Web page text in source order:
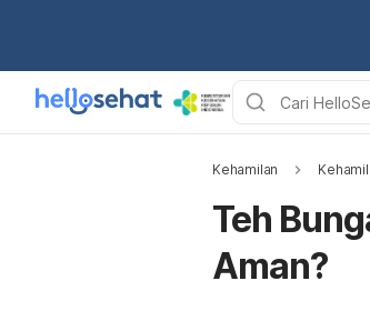
Kehamilan
Teh
Aman?